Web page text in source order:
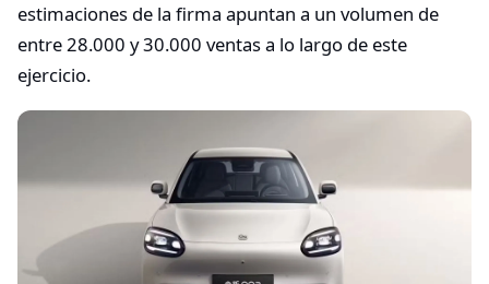
estimaciones de la firma apuntan a un volumen de
entre 28.000 y 30.000 ventas a lo largo de este
ejercicio.